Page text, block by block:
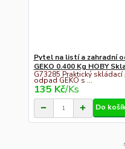
Pytel na listí a zahradní
GEKO 0.400 Kg HOBY
G73285 Praktický
odpad GEKO s ...
135 Kč/Ks
Do